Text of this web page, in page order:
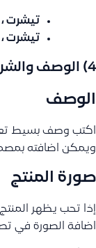
تيشرت ،
تيشرت ،
4) الوصف والشروط والاحكام صورة المنتج (اختياري)
الوصف
اكتب وصف بسيط
ويمكن اضافته
صورة المنتج
إذا تحب يظهر
اضافة الصورة في